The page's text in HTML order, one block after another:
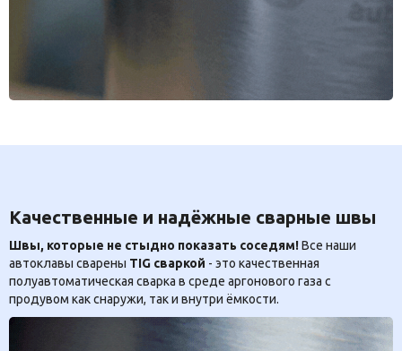
Качественные и надёжные сварные швы
Швы, которые не стыдно показать соседям!Все наши
автоклавы сварены TIG сваркой - это качественная
полуавтоматическая сварка в среде аргонового газа с
продувом как снаружи, так и внутри ёмкости.